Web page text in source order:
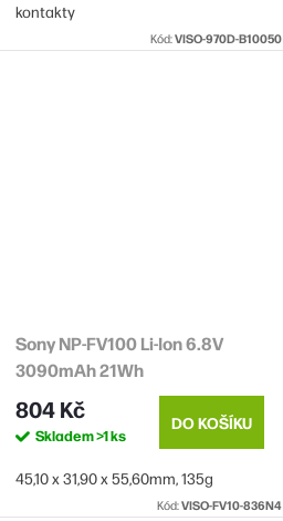
kontakty
Kód:VISO-970D-B10050
Sony NP-FV100 Li-Ion 6.8V
3090mAh 21Wh
804 Kč
Skladem>1 ks
DO KOŠÍKU
45,10 x 31,90 x 55,60mm, 135g
Kód:VISO-FV10-836N4